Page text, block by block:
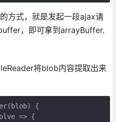
方式，就是发起一段ajax请
，即可拿到arrayBuffer.
将blob内容提取出来
{
=> {